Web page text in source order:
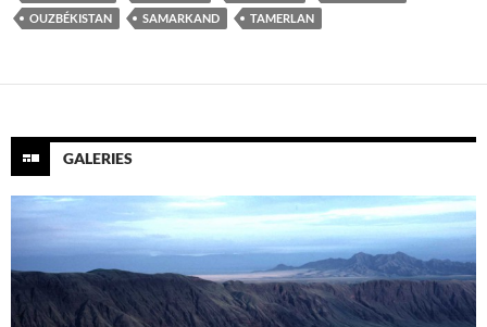
OUZBÉKISTAN
SAMARKAND TAMERLAN
GALERIES